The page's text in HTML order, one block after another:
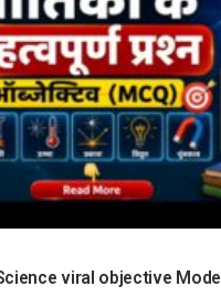
viral objective Model